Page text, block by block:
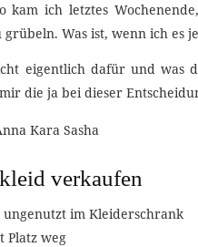
kam ich letztes
grübeln. Was ist, wenn ich es
eigentlich dafür und was
die ja bei dieser
verkaufen
ungenutzt im Kleiderschrank
Platz weg